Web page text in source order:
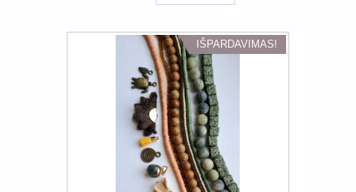
IŠPARDAVIMAS!